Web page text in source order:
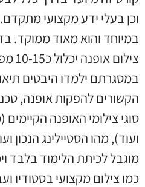
וכן בעלי ידע מקצועי
במיוחד והוא מאוד ממוקד.
צילום
במסגרתם ילמדו היבטים
הקשורים להפקות אופנה,
סוגי צילומי האופנה הקיימים
ועוד), מהו הסטיילינג הנכון
מוגבל לכיתת הלימוד בלבד
כמו צילום מקצועי בסטודיו